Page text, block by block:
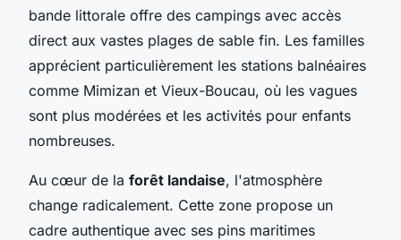
bande littorale offre des campings avec accès
direct aux vastes plages de sable fin. Les familles
apprécient particulièrement les stations balnéaires
comme Mimizan et Vieux-Boucau, où les vagues
sont plus modérées et les activités pour enfants
nombreuses.
Au cœur de la forêt landaise, l'atmosphère
change radicalement. Cette zone propose un
cadre authentique avec ses pins maritimes